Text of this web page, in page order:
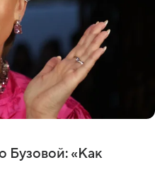
Бузовой: «Как